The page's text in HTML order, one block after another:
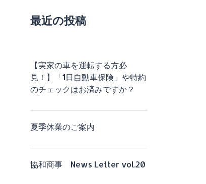
最近の投稿
【実家の車を運転する方必
見！】「1日自動車保険」や特約
のチェックはお済みですか？
夏季休業のご案内
協和商事 News Letter vol.20